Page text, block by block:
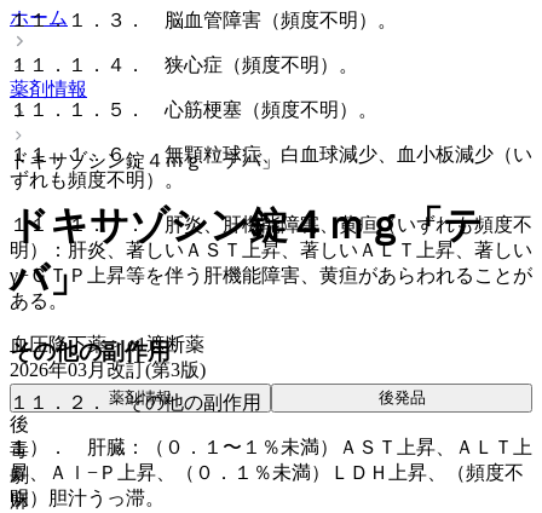
１１．１．３． 脳血管障害（頻度不明）。
１１．１．４． 狭心症（頻度不明）。
１１．１．５． 心筋梗塞（頻度不明）。
１１．１．６． 無顆粒球症、白血球減少、血小板減少（い
ずれも頻度不明）。
１１．１．７． 肝炎、肝機能障害、黄疸（いずれも頻度不
明）：肝炎、著しいＡＳＴ上昇、著しいＡＬＴ上昇、著しい
γ−ＧＴＰ上昇等を伴う肝機能障害、黄疸があらわれることが
ある。
その他の副作用
１１．２． その他の副作用
１）． 肝臓：（０．１〜１％未満）ＡＳＴ上昇、ＡＬＴ上
昇、Ａｌ−Ｐ上昇、（０．１％未満）ＬＤＨ上昇、（頻度不
明）胆汁うっ滞。
ホーム
薬剤情報
ドキサゾシン錠４ｍｇ「テバ」
ドキサゾシン錠４ｍｇ「テ
バ」
血圧降下薬 > α1遮断薬
2026年03月改訂(第3版)
薬剤情報 後発品
後
毒
劇
麻